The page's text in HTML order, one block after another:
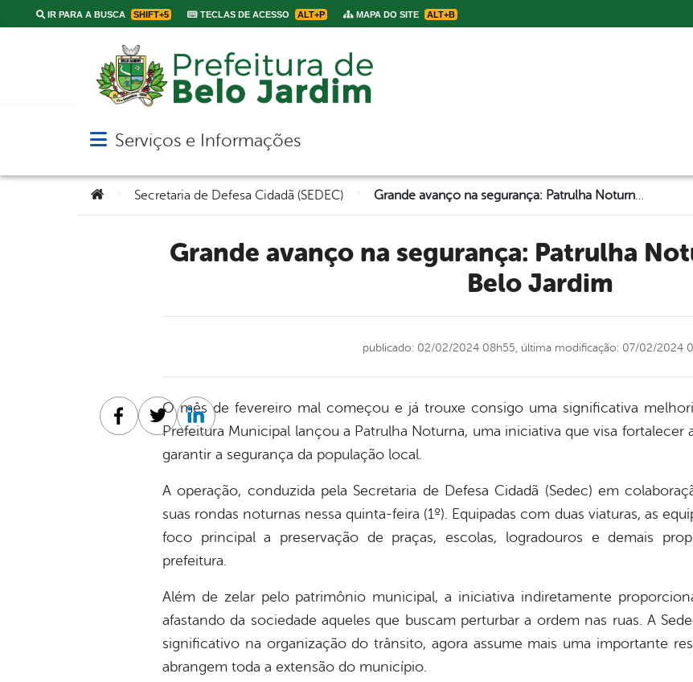
IR PARA A BUSCA SHIFT+5 TECLAS DE ACESSO ALT+P MAPA DO SITE ALT+B
Abrir menu principal de navegação
Serviços e Informações
Você está aqui:Secretaria de Defesa Cidadã (SEDEC)
Grande avanço na segurança: Patrulha Noturna é lançada em
Belo Jardim
publicado: 02/02/2024 08h55, última modificação: 07/02/2024
O mês de fevereiro mal começou e já trouxe consigo uma significativa
Prefeitura Municipal lançou a Patrulha Noturna, uma iniciativa que visa
garantir a segurança da população local.
A operação, conduzida pela Secretaria de Defesa Cidadã (Sedec) em
suas rondas noturnas nessa quinta-feira (1º). Equipadas com duas viaturas, as
foco principal a preservação de praças, escolas, logradouros e demais
prefeitura.
Além de zelar pelo patrimônio municipal, a iniciativa indiretamente
afastando da sociedade aqueles que buscam perturbar a ordem nas ruas. A
significativo na organização do trânsito, agora assume mais uma importante
abrangem toda a extensão do município.
Facebook
TwitterLinkedin